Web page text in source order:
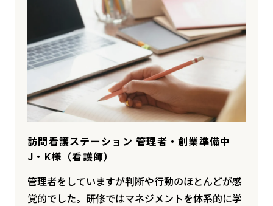
訪問看護ステーション 管理者・創業準備中
J・K様（看護師）
管理者をしていますが判断や行動のほとんどが感
覚的でした。研修ではマネジメントを体系的に学